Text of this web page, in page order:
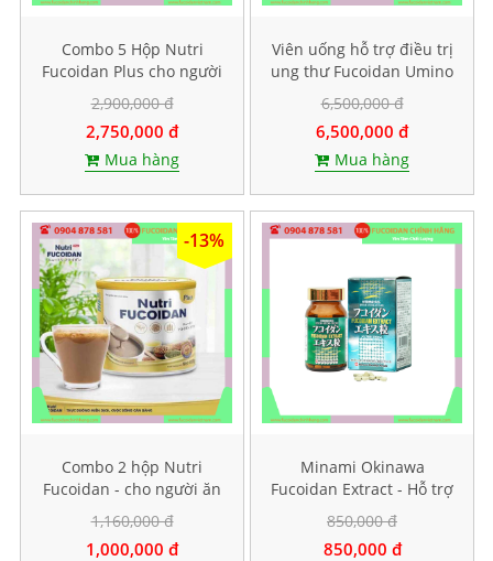
Combo 5 Hộp Nutri
Fucoidan Plus cho người
ăn kiêng, Mỗi hộp 500g
2,900,000 đ
2,750,000 đ
Mua hàng
Viên uống hỗ trợ điều trị
ung thư Fucoidan Umino
Takaramono, Hộp 130
viên
6,500,000 đ
6,500,000 đ
Mua hàng
-13%
Combo 2 hộp Nutri
Fucoidan - cho người ăn
kiêng, ăn chay
1,160,000 đ
1,000,000 đ
Minami Okinawa
Fucoidan Extract - Hỗ trợ
điều trị ung thư, Lọ 240
viên
850,000 đ
850,000 đ